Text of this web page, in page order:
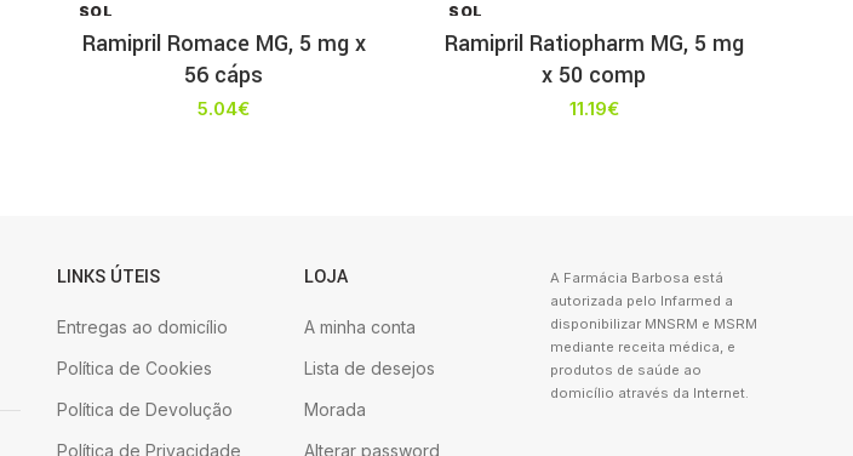
SOL
T
Ramipril Romace MG, 5 mg x
56 cáps
5.04€
SOL
T
Ramipril Ratiopharm MG, 5 mg
x 50 comp
11.19€
LINKS ÚTEIS
Entregas ao domicílio
Política de Cookies
Política de Devolução
Política de Privacidade
LOJA
A minha conta
Lista de desejos
Morada
Alterar password
A Farmácia Barbosa está
autorizada pelo Infarmed a
disponibilizar MNSRM e MSRM
mediante receita médica, e
produtos de saúde ao
domicílio através da Internet.